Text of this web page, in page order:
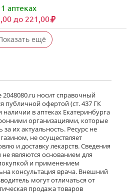
аптеках
до 221,00
ещё
носит справочный
публичной офертой (ст. 437 ГК
в аптеках Екатеринбурга
организациями, которые
за их актуальность. Ресурс не
не осуществляет
и доставку лекарств. Сведения
не являются основанием для
и применением
консультация врача. Внешний
могут отличаться от
продажа товаров